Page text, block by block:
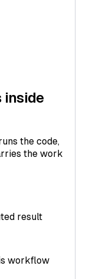
y más
Statements
Explained (With
with
con
the Right Way
Annotations
to venv,